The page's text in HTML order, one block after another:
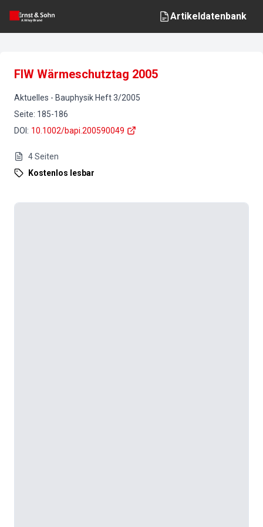
Artikeldatenbank
FIW Wärmeschutztag 2005
Aktuelles - Bauphysik Heft3/2005
Seite: 185-186
DOI : 10.1002/bapi.200590049
4Seiten
Kostenlos lesbar